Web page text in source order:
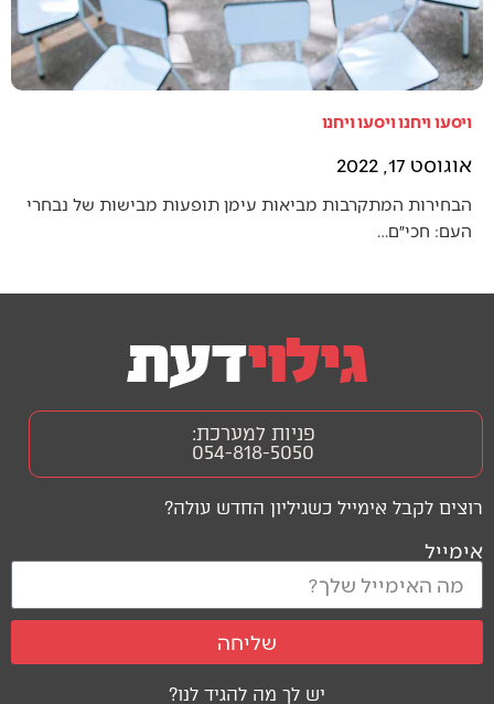
ויסעו ויחנו ויסעו ויחנו
אוגוסט 17, 2022
הבחירות המתקרבות מביאות עימן תופעות מבישות של נבחרי
העם: חכי״ם…
יש לך מה להגיד לנו?
רוצים לקבל אימייל כשגיליון החדש עולה?
אימייל
שליחה
פניות למערכת:
054-818-5050